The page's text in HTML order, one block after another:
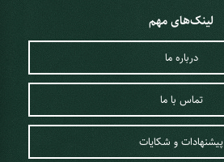
لینک‌های مهم
درباره ما
تماس با ما
پیشنهادات و شکایات